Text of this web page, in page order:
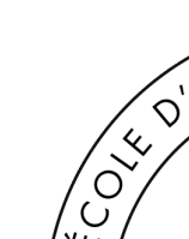
CFA LA
École